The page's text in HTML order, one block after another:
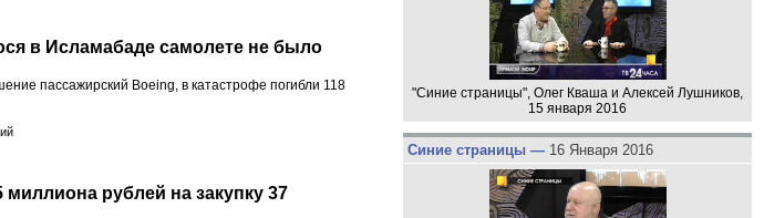
в Исламабаде самолете не было
пассажирский Boeing, в катастрофе погибли 118
рублей на закупку 37
"Синие страницы", Олег Кваша и Алексей Лушников,
15 января 2016
Синие страницы — 16 Января 2016